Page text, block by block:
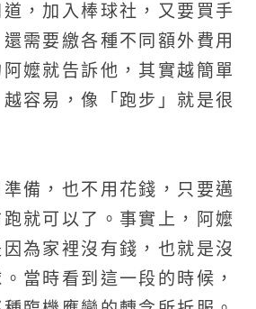
，加入棒球社，又要買手
需要繳各種不同額外費用
嬤就告訴他，其實越簡單
容易，像「跑步」就是很
備，也不用花錢，只要邁
就可以了。事實上，阿嬤
為家裡沒有錢，也就是沒
當時看到這一段的時候，